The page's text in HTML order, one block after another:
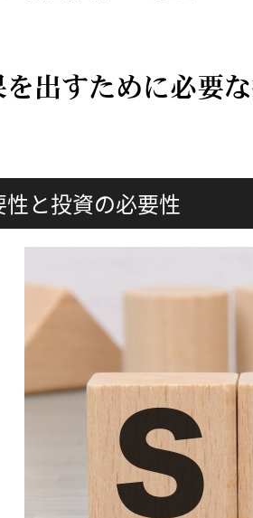
を出すために必要
と投資の必要性